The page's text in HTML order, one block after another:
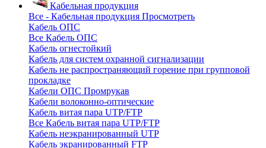
Кабельная продукция
Все - Кабельная продукция Просмотреть
Кабель ОПС
Все Кабель ОПС
Кабель огнестойкий
Кабель для систем охранной сигнализации
Кабель не распространяющий горение при групповой
прокладке
Кабели ОПС Промрукав
Кабели волоконно-оптические
Кабель витая пара UTP/FTP
Все Кабель витая пара UTP/FTP
Кабель неэкранированный UTP
Кабель экранированный FTP